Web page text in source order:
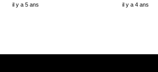
il y a 5 ans il y a 4 ans